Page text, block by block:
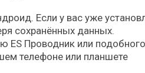
Если у вас уже
сохранённых данных.
ES Проводник или
телефоне или планшете